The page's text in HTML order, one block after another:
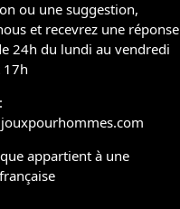
ou une suggestion,
et recevrez une réponse
24h du lundi au vendredi
17h
appartient à une